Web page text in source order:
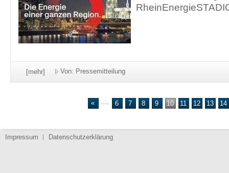
[mehr] Von: Pressemitteilung
« .... 6 7 8 9 10 11 12 13 14
Impressum Datenschutzerklärung